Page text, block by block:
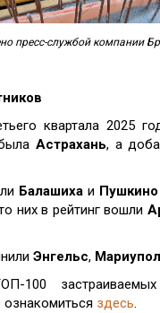
пресс-службой компании
квартала 2025
Астрахань, а
Балашиха и Пушкино
них в рейтинг вошли
Энгельс,
100 застраиваемых
здесь.